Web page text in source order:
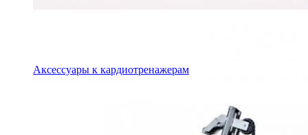
Аксессуары к кардиотренажерам